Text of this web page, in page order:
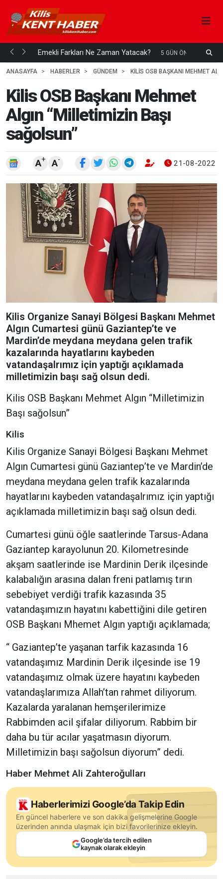
mi... Emekli Farkları Ne Zaman Yatacak? 5 GÜN ÖNCE
ANASAYFA
HABERLER GÜNDEM KILIS OSB BAŞKANI MEHMET
Kilis OSB Başkanı Mehmet
Algın “Milletimizin Başı
sağolsun”
A+ A- 21-08-2022
Kilis Organize Sanayi Bölgesi Başkanı Mehmet
Algın Cumartesi günü Gaziantep’te ve
Mardin’de meydana meydana gelen trafik
kazalarında hayatlarını kaybeden
vatandaşalrımız için yaptığı açıklamada
milletimizin başı sağ olsun dedi.
Kilis OSB Başkanı Mehmet Algın “Milletimizin
Başı sağolsun”
Kilis
Kilis Organize Sanayi Bölgesi Başkanı Mehmet
Algın Cumartesi günü Gaziantep’te ve Mardin’de
meydana meydana gelen trafik kazalarında
hayatlarını kaybeden vatandaşalrımız için yaptığı
açıklamada milletimizin başı sağ olsun dedi.
Cumartesi günü öğle saatlerinde Tarsus-Adana
Gaziantep karayolunun 20. Kilometresinde
akşam saatlerinde ise Mardinin Derik ilçesinde
kalabalığın arasına dalan freni patlamış tırın
sebebiyet verdiği trafik kazasında 35
vatandaşımızın hayatını kabettiğini dile getiren
OSB Başkanı Mhemet Algın yaptığı açıklamada;
“ Gaziantep’te yaşanan tarfik kazasında 16
vatandaşımız Mardinin Derik ilçesinde ise 19
vatandaşımız olmak üzere hayatını kaybeden
vatandaşlarımıza Allah’tan rahmet diliyorum.
Kazalarda yaralanan hemşerilerimize
Rabbimden acil şifalar diliyorum. Rabbim bir
daha bu tür acılar yaşatmasın diyorum.
Milletimizin başı sağolsun diyorum” dedi.
Haber Mehmet Ali Zahteroğulları
Haberlerimizi Google’da Takip Edin
En güncel haberlere ve son dakika gelişmelerine Google
üzerinden anında ulaşmak için bizi favorilerinize ekleyin.
Google’da tercih edilen
kaynak olarak ekleyin